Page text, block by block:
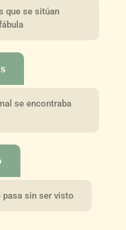
que se sitúan
se encontraba
pasa sin ser visto